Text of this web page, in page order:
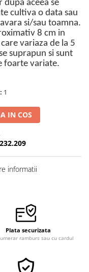
aceea se
cultiva o data sau
si/sau toamna.
8 cm in
variaza de la 5
suprapun si sunt
foarte variate.
1
IN COS
informatii
Plata securizata
ramburs sau cu cardul